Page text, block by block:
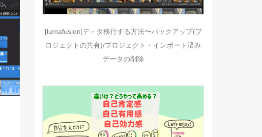
[lumafusion]デ－タ移行する方法〜バックアップ(プ
ロジェクトの共有)/プロジェクト・インポート済み
データの削除